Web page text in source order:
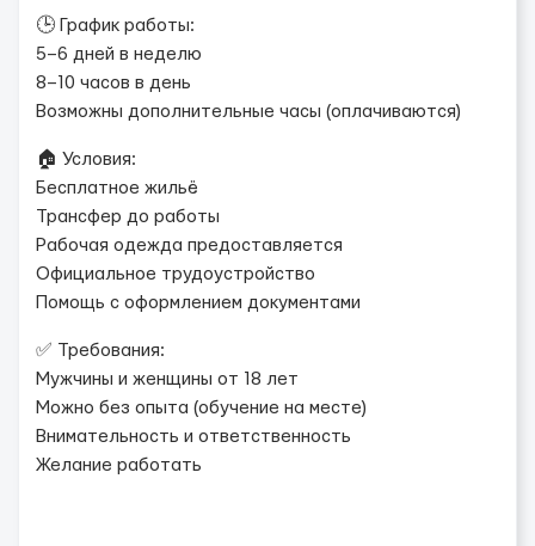
🕒 График работы:
5–6 дней в неделю
8–10 часов в день
Возможны дополнительные часы (оплачиваются)
🏠 Условия:
Бесплатное жильё
Трансфер до работы
Рабочая одежда предоставляется
Официальное трудоустройство
Помощь с оформлением документами
✅ Требования:
Мужчины и женщины от 18 лет
Можно без опыта (обучение на месте)
Внимательность и ответственность
Желание работать